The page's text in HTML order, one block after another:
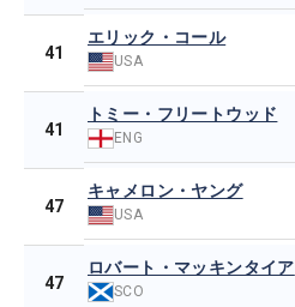
41
エリック・コール
USA
41
トミー・フリートウッド
ENG
47
キャメロン・ヤング
USA
47
ロバート・マッキンタイア
SCO